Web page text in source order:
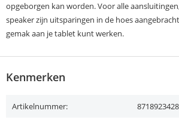
opgeborgen kan worden. Voor alle
speaker zijn uitsparingen in de hoes
gemak aan je tablet kunt werken.
Kenmerken
Artikelnummer: